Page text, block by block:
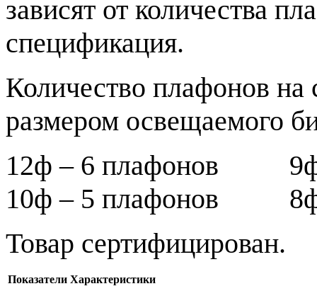
зависят от количества
спецификация.
Количество плафонов на
размером освещаемого
12ф – 6 плафонов 9ф
10ф – 5 плафонов 8ф
Товар сертифицирован.
Показатели Характеристики